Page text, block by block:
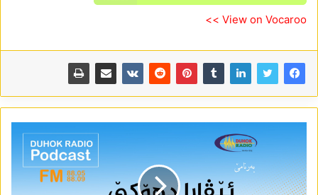
View on Vocaroo >>